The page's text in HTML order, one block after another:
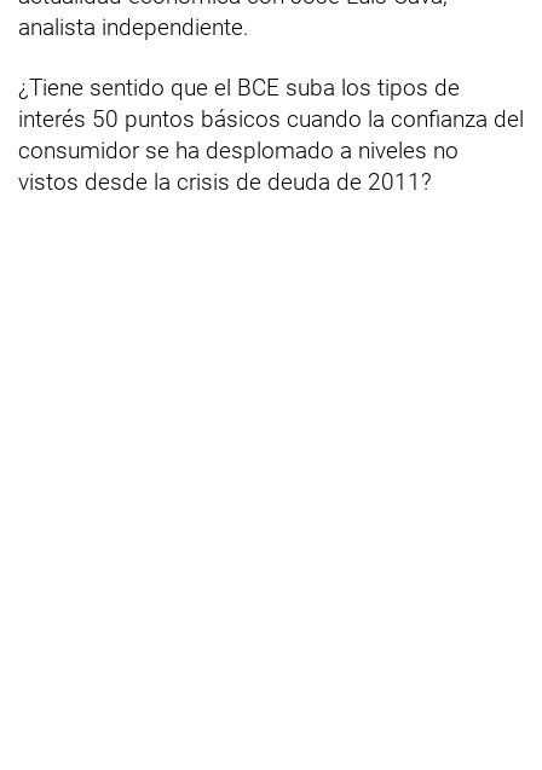
analista independiente.
¿Tiene sentido que el BCE suba los tipos de
interés 50 puntos básicos cuando la confianza del
consumidor se ha desplomado a niveles no
vistos desde la crisis de deuda de 2011?